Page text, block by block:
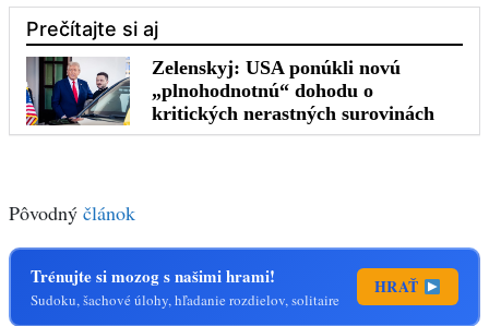
Pôvodný článok
Trénujte si mozog s našimi hrami!
Sudoku, šachové úlohy, hľadanie rozdielov, solitaire
HRAŤ